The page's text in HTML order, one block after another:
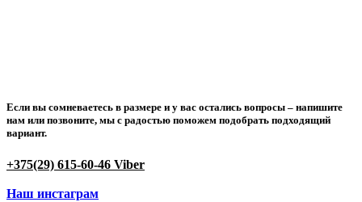
Если вы сомневаетесь в размере и у вас остались вопросы – напишите
нам или позвоните, мы с радостью поможем подобрать подходящий
вариант.
+375(29) 615-60-46 Viber
Наш инстаграм